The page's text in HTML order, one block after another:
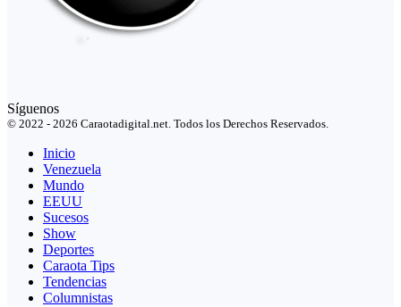
Síguenos
© 2022 - 2026 Caraotadigital.net. Todos los Derechos Reservados.
Inicio
Venezuela
Mundo
EEUU
Sucesos
Show
Deportes
Caraota Tips
Tendencias
Columnistas